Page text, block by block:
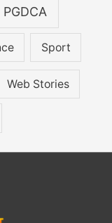
PGDCA
Sport
Web Stories